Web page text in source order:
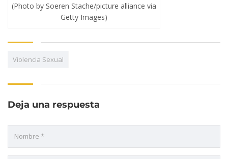
(Photo by Soeren Stache/picture alliance via
Getty Images)
Violencia Sexual
Deja una respuesta